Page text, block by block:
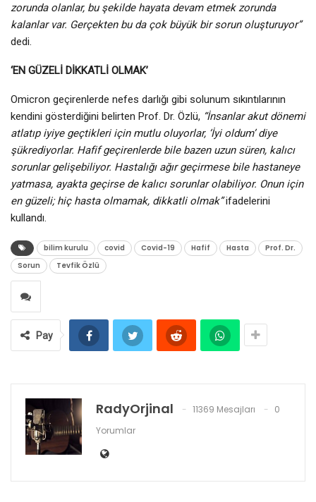
zorunda olanlar, bu şekilde hayata devam etmek zorunda
kalanlar var. Gerçekten bu da çok büyük bir sorun oluşturuyor”
dedi.
‘EN GÜZELİ DİKKATLİ OLMAK’
Omicron geçirenlerde nefes darlığı gibi solunum sıkıntılarının
kendini gösterdiğini belirten Prof. Dr. Özlü, “İnsanlar akut dönemi
atlatıp iyiye geçtikleri için mutlu oluyorlar, ‘İyi oldum’ diye
şükrediyorlar. Hafif geçirenlerde bile bazen uzun süren, kalıcı
sorunlar gelişebiliyor. Hastalığı ağır geçirmese bile hastaneye
yatmasa, ayakta geçirse de kalıcı sorunlar olabiliyor. Onun için
en güzeli; hiç hasta olmamak, dikkatli olmak”ifadelerini
kullandı.
bilim kurulu covid Covid-19 Hafif Hasta
Prof. Dr.
Sorun
Tevfik Özlü
Pay
RadyOrjinal 11369 Mesajları
0
Yorumlar